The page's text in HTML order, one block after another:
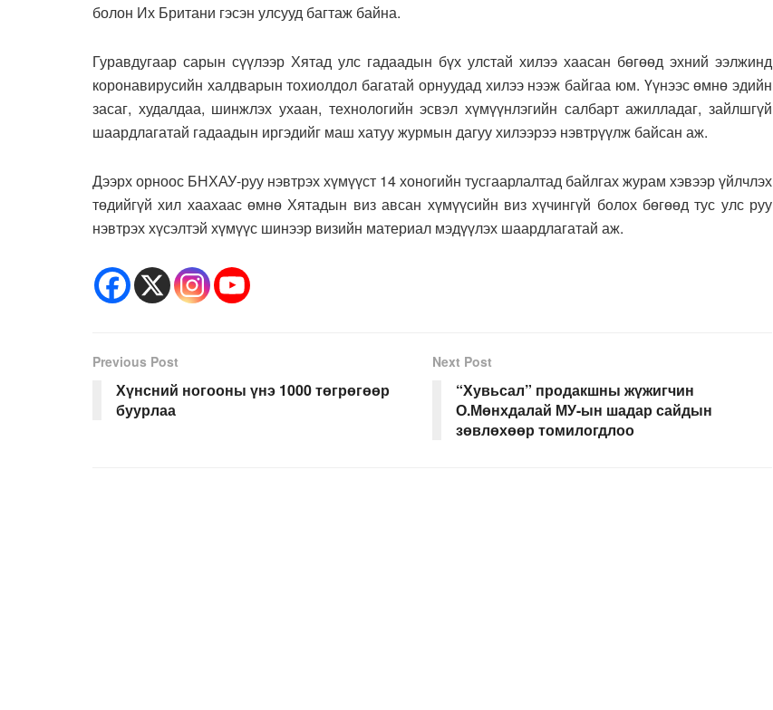
болон Их Британи гэсэн улсууд багтаж байна.
Гуравдугаар сарын сүүлээр Хятад улс гадаадын бүх улстай хилээ хаасан бөгөөд эхний ээлжинд
коронавирусийн халдварын тохиолдол багатай орнуудад хилээ нээж байгаа юм. Үүнээс өмнө эдийн
засаг, худалдаа, шинжлэх ухаан, технологийн эсвэл хүмүүнлэгийн салбарт ажилладаг, зайлшгүй
шаардлагатай гадаадын иргэдийг маш хатуу журмын дагуу хилээрээ нэвтрүүлж байсан аж.
Дээрх орноос БНХАУ-руу нэвтрэх хүмүүст 14 хоногийн тусгаарлалтад байлгах журам хэвээр үйлчлэх
төдийгүй хил хаахаас өмнө Хятадын виз авсан хүмүүсийн виз хүчингүй болох бөгөөд тус улс руу
нэвтрэх хүсэлтэй хүмүүс шинээр визийн материал мэдүүлэх шаардлагатай аж.
Previous Post
Хүнсний ногооны үнэ 1000 төгрөгөөр
буурлаа
Next Post
“Хувьсал” продакшны жүжигчин
О.Мөнхдалай МУ-ын шадар сайдын
зөвлөхөөр томилогдлоо